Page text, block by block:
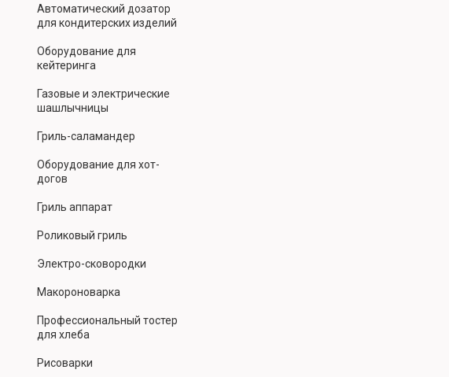
Автоматический дозатор
для кондитерских изделий
Оборудование для
кейтеринга
Газовые и электрические
шашлычницы
Гриль-саламандер
Оборудование для хот-
догов
Гриль аппарат
Роликовый гриль
Электро-сковородки
Макороноварка
Профессиональный тостер
для хлеба
Рисоварки